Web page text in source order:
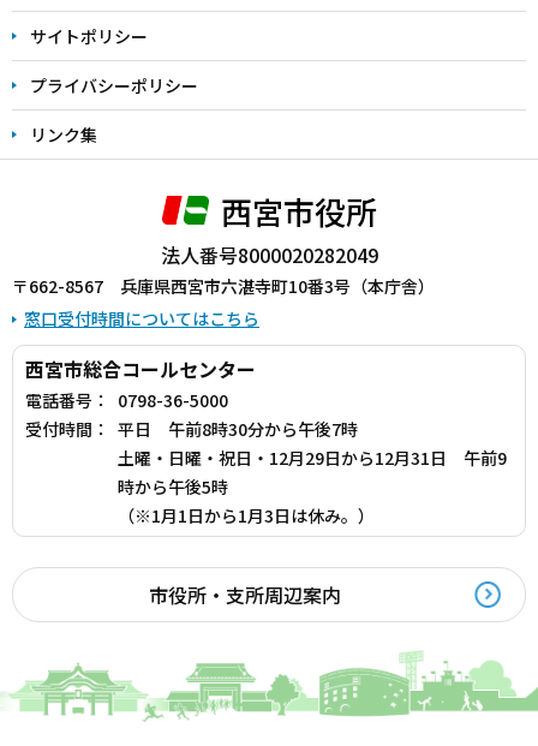
サイトポリシー
プライバシーポリシー
リンク集
西宮市役所
法人番号8000020282049
〒662-8567 兵庫県西宮市六湛寺町10番3号（本庁舎）
窓口受付時間についてはこちら
西宮市総合コールセンター
電話番号：
0798-36-5000
受付時間：
平日 午前8時30分から午後7時
土曜・日曜・祝日・12月29日から12月31日 午前9
時から午後5時
（※1月1日から1月3日は休み。）
市役所・支所周辺案内